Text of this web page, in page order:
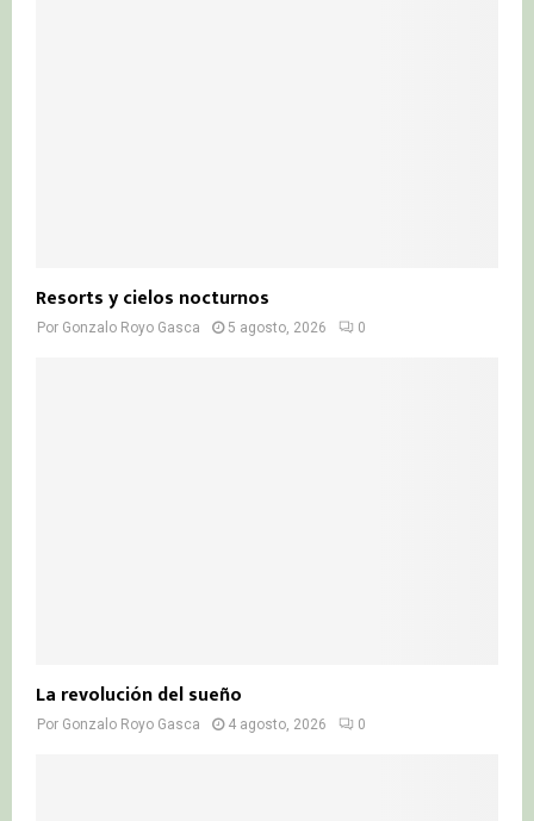
Resorts y cielos nocturnos
Por Gonzalo Royo Gasca 5 agosto, 2026 0
La revolución del sueño
Por Gonzalo Royo Gasca 4 agosto, 2026 0